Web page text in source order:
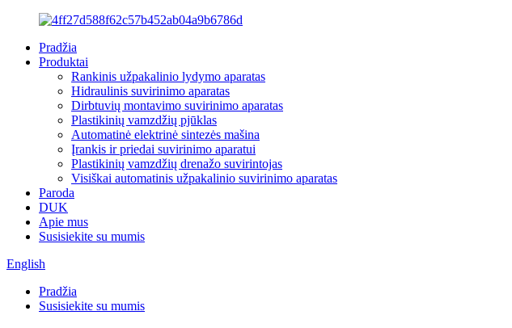
Pradžia
Produktai
Rankinis užpakalinio lydymo aparatas
Hidraulinis suvirinimo aparatas
Dirbtuvių montavimo suvirinimo aparatas
Plastikinių vamzdžių pjūklas
Automatinė elektrinė sintezės mašina
Įrankis ir priedai suvirinimo aparatui
Plastikinių vamzdžių drenažo suvirintojas
Visiškai automatinis užpakalinio suvirinimo aparatas
Paroda
DUK
Apie mus
Susisiekite su mumis
English
Pradžia
Susisiekite su mumis